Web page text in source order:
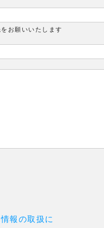
お願いいたします
報の取扱に